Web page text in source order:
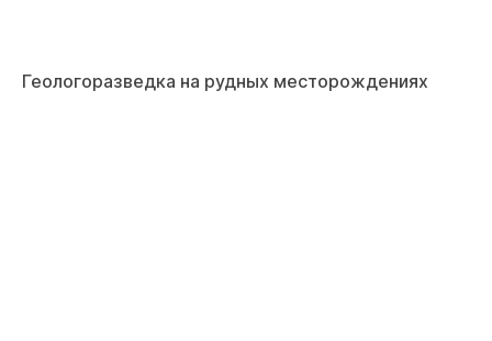
Геологоразведка на рудных месторождениях